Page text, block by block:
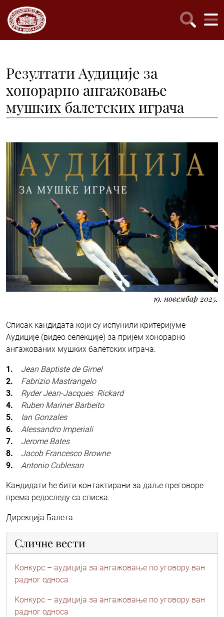
Резултати Aудиције за
хонорарно ангажовање
мушких балетских играча
19. новембар 2025.
Списак кандидата који су испунили критеријуме
Aудиције (видео селекције) за пријем хонорарно
ангажованих мушких балетских играча:
1.
Jean Baptiste de Gimel
2.
Fabrizio Mastrangelo
3.
Ryder Jean-Jacques Rickard
4.
Ruben Mariner Barbeito
5.
Ian Gonzales
6.
Alessandro Imperiali
7.
Jerome Bates
8.
Jacob Francesco Browne
9.
Antonio Cublesan
Kандидати ће бити контактирани за даље преговоре
према редоследу са списка.
Дирекција Балета
Сличне вести
Конкурс – аудиција за ангажовање по уговору ван
радног односа
Конкурс – аудиција за ангажовање по уговору ван
радног односа